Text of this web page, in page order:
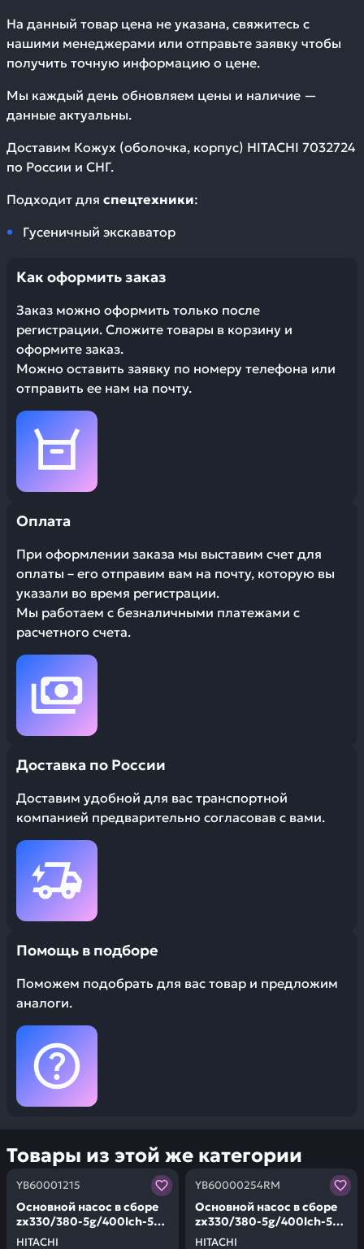
На данный товар цена не указана, свяжитесь с
нашими менеджерами или отправьте заявку чтобы
получить точную информацию о цене.
Мы каждый день обновляем цены и наличие —
данные актуальны.
Доставим Кожух (оболочка, корпус) HITACHI 7032724
по России и СНГ.
Подходит для спецтехники:
Гусеничный экскаватор
Как оформить заказ
Заказ можно оформить только после
регистрации. Сложите товары в корзину и
оформите заказ.
Можно оставить заявку по номеру телефона или
отправить ее нам на почту.
Оплата
При оформлении заказа мы выставим счет для
оплаты – его отправим вам на почту, которую вы
указали во время регистрации.
Мы работаем с безналичными платежами с
расчетного счета.
Доставка по России
Доставим удобной для вас транспортной
компанией предварительно согласовав с вами.
Помощь в подборе
Поможем подобрать для вас товар и предложим
аналоги.
Товары из этой же категории
YB60001215
HITACHI
Основной насос в сборе
zx330/380-5g/400lch-5g
HITACHI YB60001215
Заказывая запчасти у нас, вы получаете гарантию
YB60000254RM
HITACHI
Основной насос в сборе
zx330/380-5g/400lch-5g
HITACHI YB60000254RM
Заказывая запчасти у